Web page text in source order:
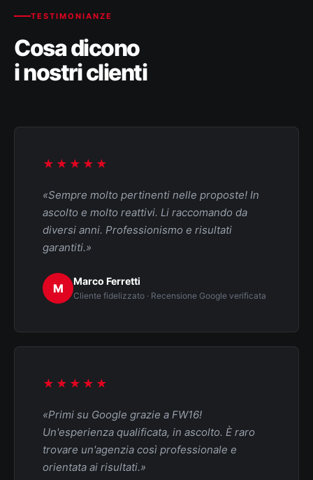
TESTIMONIANZE
Cosa dicono
i nostri clienti
★★★★★
«Sempre molto pertinenti nelle proposte! In
ascolto e molto reattivi. Li raccomando da
diversi anni. Professionismo e risultati
garantiti.»
M Marco Ferretti
Cliente fidelizzato · Recensione Google verificata
★★★★★
«Primi su Google grazie a FW16!
Un'esperienza qualificata, in ascolto. È raro
trovare un'agenzia così professionale e
orientata ai risultati.»